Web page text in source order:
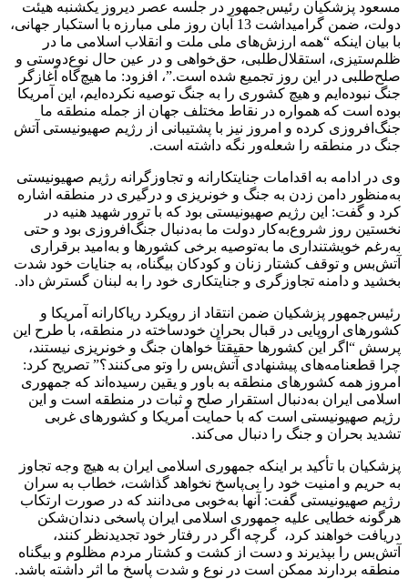
مسعود پزشکیان رئیس‌جمهور در جلسه عصر دیروز یکشنبه هیئت
دولت، ضمن گرامیداشت 13 آبان روز ملی مبارزه با استکبار جهانی،
با بیان اینکه “همه ارزش‌های ملی ملت و انقلاب اسلامی ما در
ظلم‌ستیزی، استقلال‌طلبی، حق‌خواهی و در عین حال نوع‌دوستی و
صلح‌طلبی در این روز تجمیع شده است.”، افزود: ما هیچ‌گاه آغازگر
جنگ نبوده‌ایم و هیچ کشوری را به جنگ توصیه نکرده‌ایم، این آمریکا
بوده است که همواره در نقاط مختلف جهان از جمله منطقه ما
جنگ‌افروزی کرده و امروز نیز با پشتیبانی از رژیم صهیونیستی آتش
جنگ در منطقه را شعله‌ور نگه داشته است.
وی در ادامه به اقدامات جنایتکارانه و تجاوزگرانه رژیم صهیونیستی
به‌منظور دامن زدن به جنگ و خونریزی و درگیری در منطقه اشاره
کرد و گفت: این رژیم صهیونیستی بود که با ترور شهید هنیه در
نخستین روز شروع‌به‌کار دولت ما به‌دنبال جنگ‌افروزی بود و حتی
به‌رغم خویشتنداری ما به‌توصیه برخی کشورها و به‌امید برقراری
آتش‌بس و توقف کشتار زنان و کودکان بیگناه، به جنایات خود شدت
بخشید و دامنه تجاوزگری و جنایتکاری خود را به لبنان گسترش داد.
رئیس‌جمهور پزشکیان ضمن انتقاد از رویکرد ریاکارانه آمریکا و
کشورهای اروپایی در قبال بحران خودساخته در منطقه،‌ با طرح این
پرسش “اگر این کشورها حقیقتاً خواهان جنگ و خونریزی نیستند،
چرا قطعنامه‌های پیشنهادی آتش‌بس را وتو می‌کنند؟” تصریح کرد‌:
امروز همه کشورهای منطقه به باور و یقین رسیده‌اند که جمهوری
اسلامی ایران به‌دنبال استقرار صلح و ثبات در منطقه است و این
رژیم صهیونیستی است که با حمایت آمریکا و کشورهای غربی
تشدید بحران و جنگ را دنبال می‌کند.
پزشکیان با تأکید بر اینکه جمهوری اسلامی ایران به هیچ وجه تجاوز
به حریم و امنیت خود را بی‌پاسخ نخواهد گذاشت، خطاب به سران
رژیم صهیونیستی گفت‌: آنها به‌خوبی می‌دانند که در صورت ارتکاب
هرگونه خطایی علیه جمهوری اسلامی ایران پاسخی دندان‌شکن
دریافت خواهند کرد، گرچه اگر در رفتار خود تجدیدنظر کنند،
‌آتش‌بس را بپذیرند و دست از کشت و کشتار مردم مظلوم و بیگناه
منطقه بردارند ممکن است در نوع و شدت پاسخ ما اثر داشته باشد.